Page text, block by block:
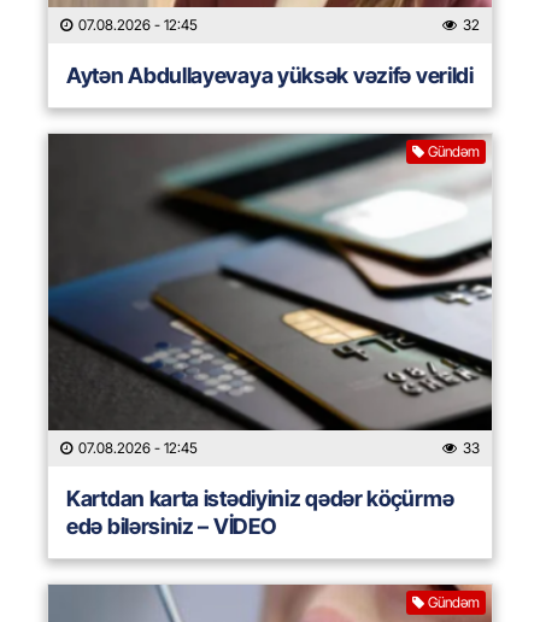
07.08.2026 - 12:45 32
Aytən Abdullayevaya yüksək vəzifə verildi
Gündəm
07.08.2026 - 12:45 33
Kartdan karta istədiyiniz qədər köçürmə
edə bilərsiniz – VİDEO
Gündəm